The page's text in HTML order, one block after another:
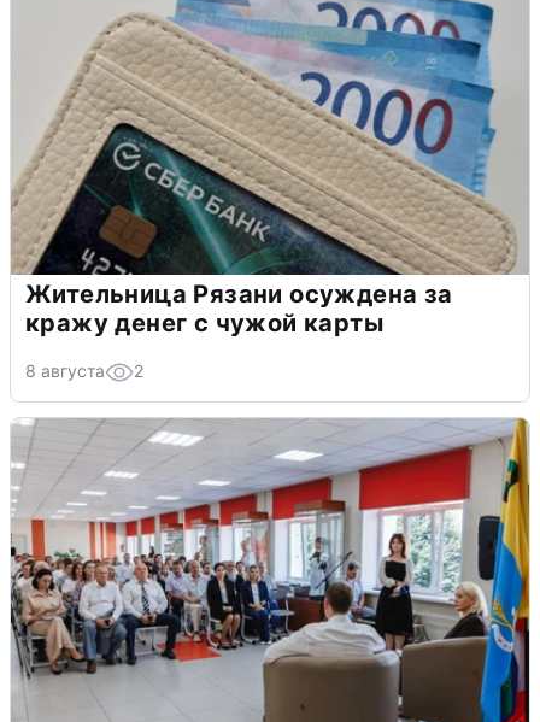
Жительница Рязани осуждена за
кражу денег с чужой карты
8 августа 2